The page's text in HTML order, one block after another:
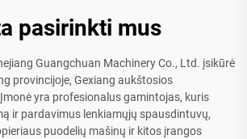
pasirinkti mus
Guangchuan Machinery Co., Ltd. įsikūrė
provincijoje, Gexiang aukštosios
yra profesionalus gamintojas, kuris
ir pardavimus lenkiamųjų spausdintuvų,
puodelių mašinų ir kitos įrangos